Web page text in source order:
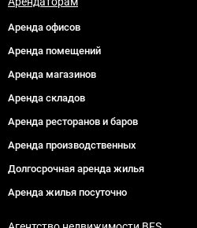
Аренда офисов
Аренда помещений
Аренда магазинов
Аренда складов
Аренда ресторанов и баров
Аренда производственных
Долгосрочная аренда жилья
Аренда жилья посуточно